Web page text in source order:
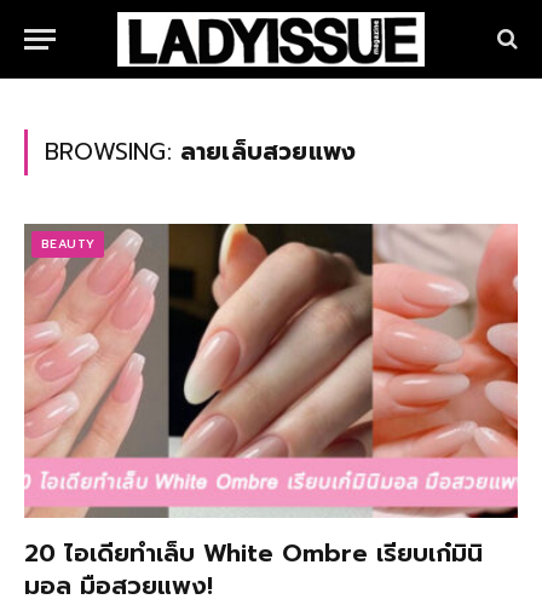
BROWSING: ลายเล็บสวยแพง
BEAUTY
20 ไอเดียทำเล็บ White Ombre เรียบเก๋มินิ
มอล มือสวยแพง!